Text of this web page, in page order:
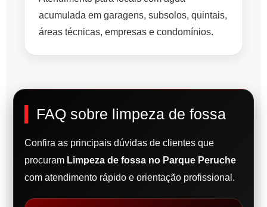
acumulada em garagens, subsolos, quintais,
áreas técnicas, empresas e condomínios.
FAQ sobre limpeza de fossa
Confira as principais dúvidas de clientes que
procuram Limpeza de fossa no Parque Peruche
com atendimento rápido e orientação profissional.